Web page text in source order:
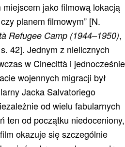
jako filmową lokacją
planem filmowym” [N.
Refugee Camp (1944–1950),
42]. Jednym z nielicznych
w Cinecittà i jednocześnie
wojennych migracji był
Jacka Salvatoriego
od wielu fabularnych
ten od początku niedoceniony,
okazuje się szczególnie